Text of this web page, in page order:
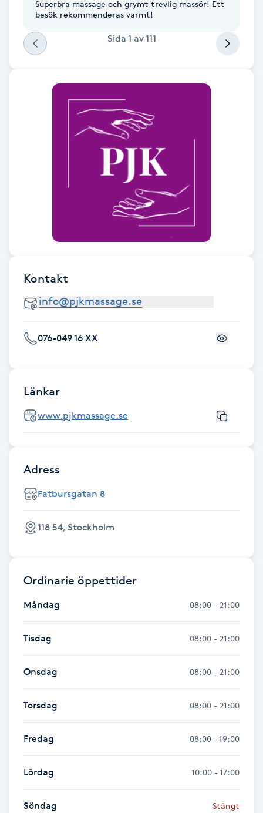
Face framing
Fotmassage
Fotsvamp
Fotvård
Fransar
Fransborttagning
Fransförlängning Megavolym
Fransk manikyr
Frekvensterapi
Friskvård
Friskvårdsmassage
Frisör
Funktionsanalys
Färgning
Föning
Superbra massage och grymt trevlig massör! Ett
besök rekommenderas varmt!
Sida 1 av111
Kontakt
076-049 16 XX
Länkar
www.pjkmassage.se
Adress
Fatbursgatan 8
118 54, Stockholm
Ordinarie öppettider
Måndag 08:00 - 21:00
Tisdag 08:00 - 21:00
Onsdag 08:00 - 21:00
Torsdag 08:00 - 21:00
Fredag 08:00 - 19:00
Lördag 10:00 - 17:00
Söndag Stängt